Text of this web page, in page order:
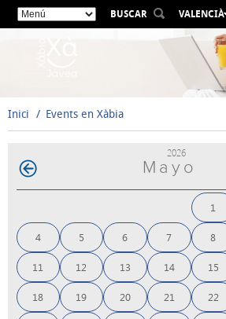
BUSCAR
VALENCIÀ
ESPAÑOL
ENGLISH
FRANÇAIS
Inici Events en Xàbia
2026
Mayo
1
4 5 6 7 8
11 12 13 14 15
18 19 20 21 22